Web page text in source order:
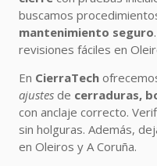
buscamos
mantenimiento seguro
revisiones fáciles en
En CierraTech
ajustes de cerraduras,
con anclaje correcto.
sin holguras. Además,
en Oleiros y A Coruña.